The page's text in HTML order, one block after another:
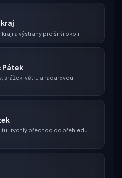
a výstrahy pro širší okolí.
Pátek
srážek, větru a radarovou
i rychlý přechod do přehledu